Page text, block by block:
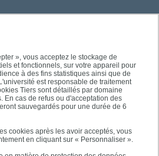
», vous acceptez le stockage de
et fonctionnels, sur votre appareil pour
à des fins statistiques ainsi que de
est responsable de traitement
Tiers sont détaillés par domaine
En cas de refus ou d'acceptation des
sauvegardés pour une durée de 6
cookies après les avoir acceptés, vous
en cliquant sur « Personnaliser ».